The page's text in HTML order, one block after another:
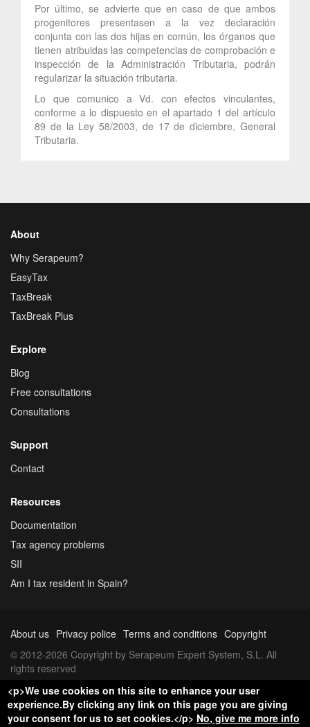
Por último, se advierte que en caso de que ambos
progenitores presentasen a la vez declaración
conjunta con las dos hijas en común, los órganos que
tienen atribuidas las competencias de comprobación e
inspección de la Administración Tributaria, podrán
regularizar la situación tributaria.
Lo que comunico a Vd. con efectos vinculantes,
conforme a lo dispuesto en el apartado 1 del artículo
89 de la Ley 58/2003, de 17 de diciembre, General
Tributaria.
About
Why Serapeum?
EasyTax
TaxBreak
TaxBreak Plus
Explore
Blog
Free consultations
Consultations
Support
Contact
Resources
Documentation
Tax agency problems
SII
Am I tax resident in Spain?
About us Privacy police Terms and conditions Copyright
© 2012-2026 Copyright by Serapeum Expert System, S.L. All
rights reserved
<p>We use cookies on this site to enhance your user
experience.By clicking any link on this page you are giving
your consent for us to set cookies.</p> No, give me more info